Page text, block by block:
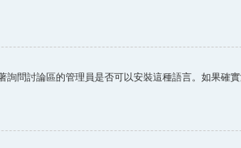
問討論區的管理員是否可以安裝這種語言。如果確